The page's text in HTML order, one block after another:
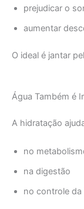
prejudicar o
aumentar
O ideal é jantar
Água Também é
A hidratação
no
na digestão
no controle da